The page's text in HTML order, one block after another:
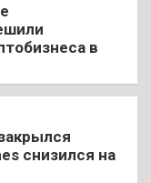
в
снизился на